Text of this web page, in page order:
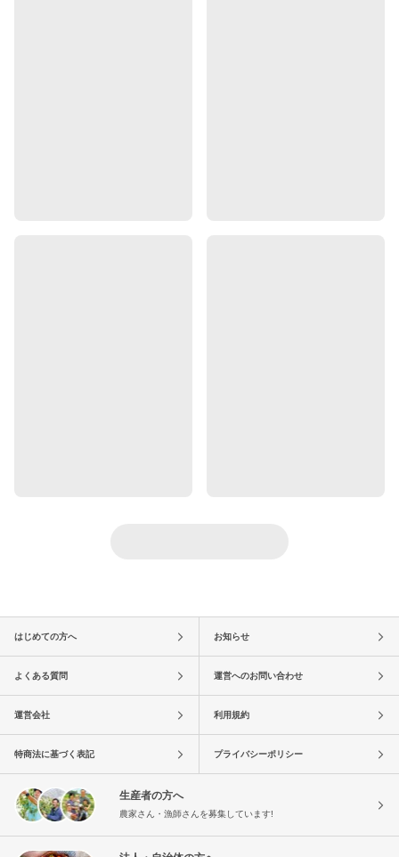
はじめての方へ お知らせ
よくある質問 運営へのお問い合わせ
運営会社 利用規約
特商法に基づく表記 プライバシーポリシー
生産者の方へ
農家さん・漁師さんを募集しています!